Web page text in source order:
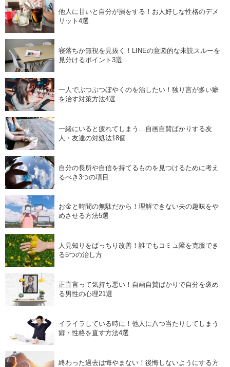
他人に甘いと自分が損をする！お人好しな性格のデメ
リット4選
寝落ちか無視を見抜く！LINEの意図的な未読スルーを
見分けるポイント3選
一人でぶつぶつぼやくのを治したい！独り言が多い癖
を治す対策方法4選
一緒にいると疲れてしまう…自画自賛ばかりする友
人・友達の対処法18個
自分の長所や自信を持てるものを見つけるために考え
るべき3つの項目
お金と時間の無駄だから！理解できない夫の趣味をや
めさせる方法5選
人見知りをばっちり改善！誰でもコミュ障を克服でき
る5つの治し方
正直言って気持ち悪い！自画自賛ばかりで自分を褒め
る男性の心理21選
イライラしている時に！他人に八つ当たりしてしまう
癖・性格を直す方法4選
終わった過去は悔やまない！後悔しないようにする方